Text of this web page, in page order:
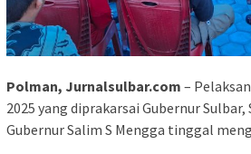
Polman, Jurnalsulbar.com –
2025 yang diprakarsai Gubernur Sulbar,
Gubernur Salim S Mengga tinggal